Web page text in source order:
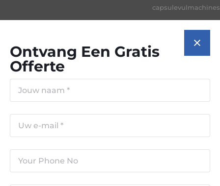
capsulevulmachines
Ontvang Een Gratis
Offerte